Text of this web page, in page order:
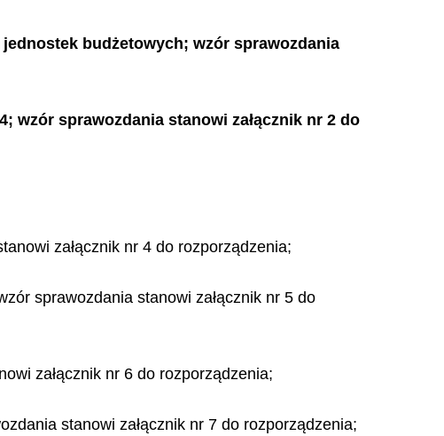
budżetowych; wzór sprawozdania
wzór sprawozdania stanowi załącznik nr 2 do
załącznik nr 4 do rozporządzenia;
sprawozdania stanowi załącznik nr 5 do
załącznik nr 6 do rozporządzenia;
stanowi załącznik nr 7 do rozporządzenia;